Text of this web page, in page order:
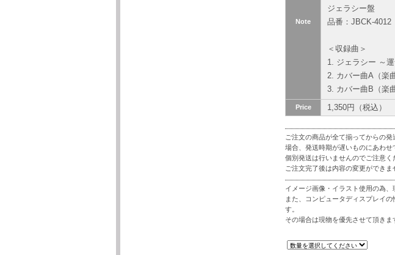
Note
ジェラシー盤
品番：JBCK-4012
＜収録曲＞
1. ジェラシー ～
2. カバー曲A（楽
3. カバー曲B（楽
Price 1,350円（税込）
ご注文の商品が全て揃ってからの
場合、発送時期が遅いものにあわせ
個別発送は行いませんのでご注意く
ご注文完了後は内容の変更ができま
イメージ画像・イラスト使用の為、
また、コンピュータディスプレイ
す。
その場合は現物を優先させて頂きま